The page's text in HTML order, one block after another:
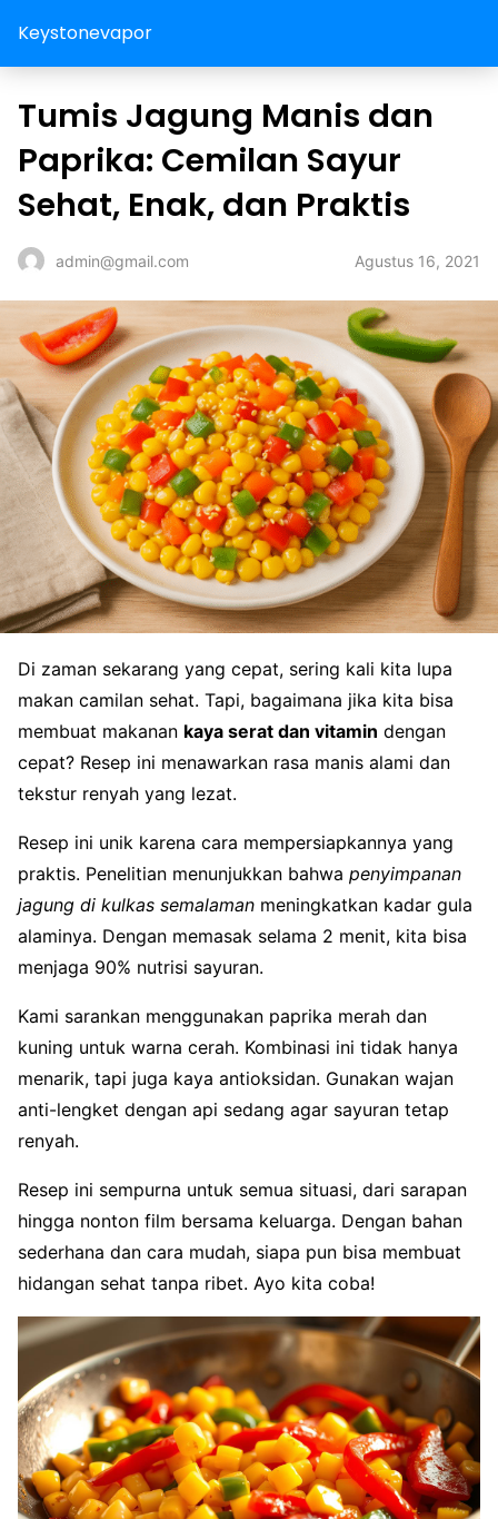
Keystonevapor
Tumis Jagung Manis dan
Paprika: Cemilan Sayur
Sehat, Enak, dan Praktis
admin@gmail.com Agustus 16, 2021
Di zaman sekarang yang cepat, sering kali kita lupa
makan camilan sehat. Tapi, bagaimana jika kita bisa
membuat makanan kaya serat dan vitamin dengan
cepat? Resep ini menawarkan rasa manis alami dan
tekstur renyah yang lezat.
Resep ini unik karena cara mempersiapkannya yang
praktis. Penelitian menunjukkan bahwa penyimpanan
jagung di kulkas semalaman meningkatkan kadar gula
alaminya. Dengan memasak selama 2 menit, kita bisa
menjaga 90% nutrisi sayuran.
Kami sarankan menggunakan paprika merah dan
kuning untuk warna cerah. Kombinasi ini tidak hanya
menarik, tapi juga kaya antioksidan. Gunakan wajan
anti-lengket dengan api sedang agar sayuran tetap
renyah.
Resep ini sempurna untuk semua situasi, dari sarapan
hingga nonton film bersama keluarga. Dengan bahan
sederhana dan cara mudah, siapa pun bisa membuat
hidangan sehat tanpa ribet. Ayo kita coba!